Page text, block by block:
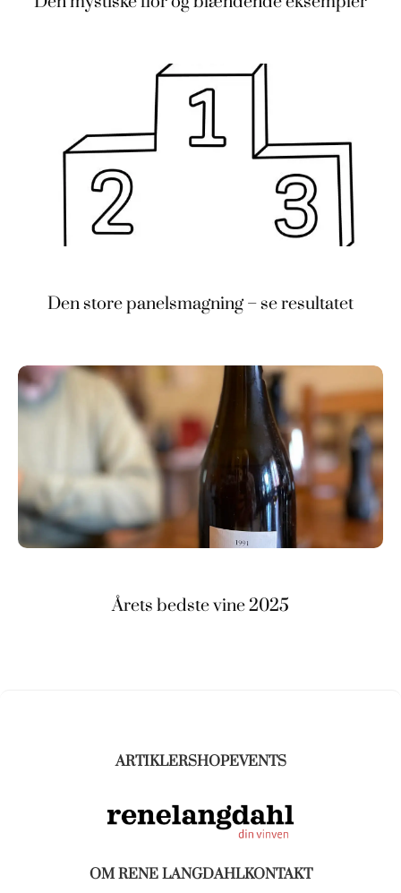
Den store panelsmagning – se resultatet
Årets bedste vine 2025
ARTIKLERSHOPEVENTS
OM RENE LANGDAHLKONTAKT